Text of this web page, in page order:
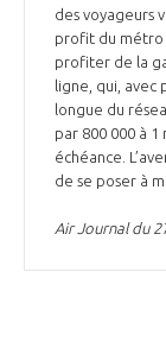
des voyageurs
profit du métro
profiter de la
ligne, qui, avec
longue du
par 800 000 à
échéance.
de se poser à
Air Journal du